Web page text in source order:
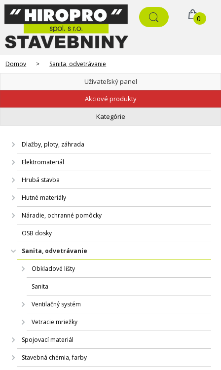
0
Domov > Sanita, odvetrávanie
Užívateľský panel
Akciové produkty
Kategórie
Dlažby, ploty, záhrada
Elektromateriál
Hrubá stavba
Hutné materiály
Náradie, ochranné pomôcky
OSB dosky
Sanita, odvetrávanie
Obkladové lišty
Sanita
Ventilačný systém
Vetracie mriežky
Spojovací materiál
Stavebná chémia, farby